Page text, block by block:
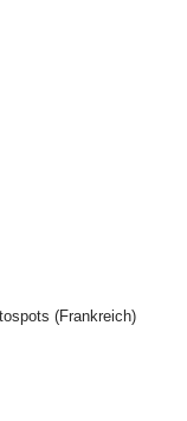
(Frankreich)